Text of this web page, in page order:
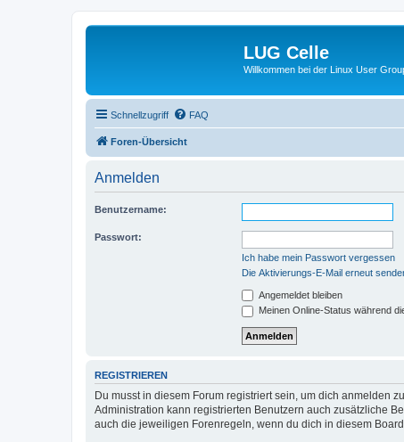
LUG Celle
Willkommen bei der Linux User
Schnellzugriff FAQ
Foren-Übersicht
Anmelden
Benutzername:
Passwort:
Ich habe mein Passwort vergessen
Die Aktivierungs-E-Mail erneut
Angemeldet bleiben
Meinen Online-Status während
REGISTRIEREN
Du musst in diesem Forum registriert sein, um dich anmelden
Administration kann registrierten Benutzern auch zusätzliche
auch die jeweiligen Forenregeln, wenn du dich in diesem